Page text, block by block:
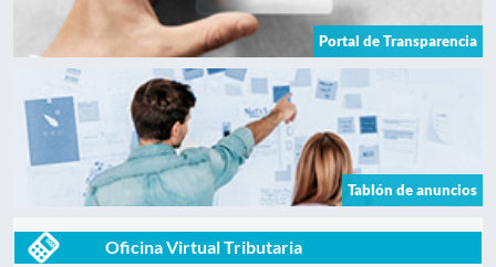
Portal de Transparencia
Tablón de anuncios
Oficina Virtual Tributaria